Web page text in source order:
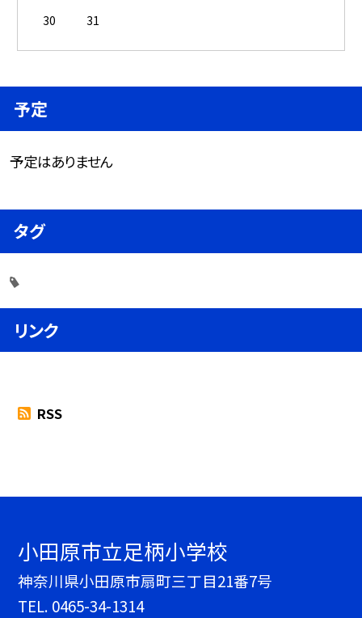
30
31
予定
予定はありません
タグ
リンク
RSS
小田原市立足柄小学校
神奈川県小田原市扇町三丁目21番7号
TEL. 0465-34-1314